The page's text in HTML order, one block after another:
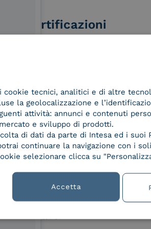
certificazioni
Provider e
SPID
UNI EN ISO 27001 UNI
sul
tecnici, analitici e di altre
la geolocalizzazione e
attività: annunci e contenuti
e sviluppo di prodotti.
di dati da parte di Intesa ed i suoi
continuare la navigazione con i
selezionare clicca su
Accetta